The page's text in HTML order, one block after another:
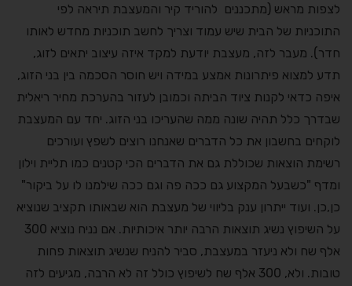
לצפות מראש (מתכננים להוריד קיר והמעצבת תיראה לפי
התוכניות של הבית שיש עמוד וצריך לחשב תוכניות מחדש לאותו
חדר). מעבר לזה, מעצבת יודעת למקד איזה עיצוב יתאים לזוג,
תדע למצוא פיתרונות אמצע במידה ויש חוסר הסכמה בין בני הזוג,
איפה כדאי לקנות ציוד הביתה וכמובן לעזור בהערכת מחיר ריאלית
שבדרך כלל תהיה שונה ממה שהעריכו בני הזוג. יחד עם המעצבת
לוקחים בחשבון את כל הדברים שאנחנו רוצים לשפץ ועורכים
רשימת הוצאות שכוללת גם את הדברים הכי קטנים כמו תליית וילון
ומדף "כשבעל המקצוע גם ככה פה וגם ככה שילמנו לו על ביקור"
כן,כן. ועוד ייתרון ענק בליווי של מעצבת הוא שבאותו תקציב שנוציא
על השיפוץ נשיג תוצאות הרבה יותר איכותיות. אם נניח נוציא 300
אלף שח ולא ניעזר במעצבת, סביר להניח שנשיג תוצאות פחות
טובות. ולא, 300 אלף שח לשיפוץ כולל זה לא הרבה, מגיעים לזה